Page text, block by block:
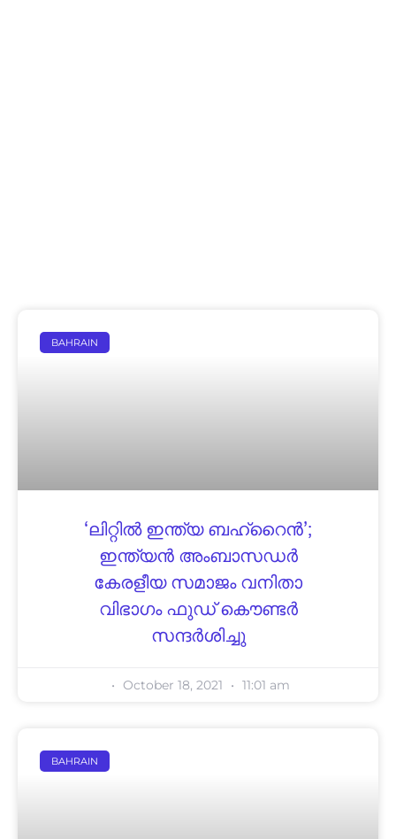
BAHRAIN
‘ലിറ്റിൽ ഇന്ത്യ ബഹ്‌റൈൻ’;
ഇന്ത്യൻ അംബാസഡർ
കേരളീയ സമാജം വനിതാ
വിഭാഗം ഫുഡ് കൌണ്ടർ
സന്ദർശിച്ചു
October 18, 2021 11:01 am
BAHRAIN